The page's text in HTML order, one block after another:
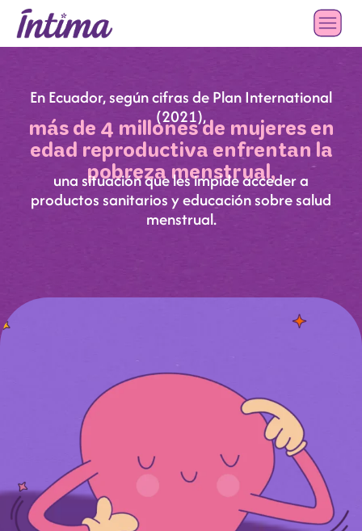
En Ecuador, según cifras de Plan International
(2021),
más de 4 millones de mujeres en
edad reproductiva enfrentan la
pobreza menstrual,
una situación que les impide acceder a
productos sanitarios y educación sobre salud
menstrual.